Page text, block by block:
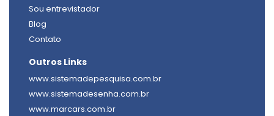
Sou entrevistador
Blog
Contato
Outros Links
www.sistemadepesquisa.com.br
www.sistemadesenha.com.br
www.marcars.com.br